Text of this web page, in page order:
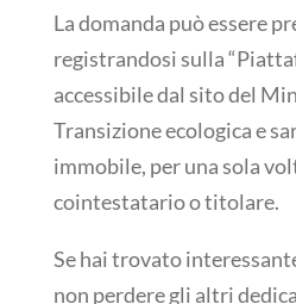
La domanda può essere
registrandosi sulla
accessibile dal sito del
Transizione ecologica e
immobile, per una sola
cointestatario o titolare.
Se hai trovato
non perdere gli altri